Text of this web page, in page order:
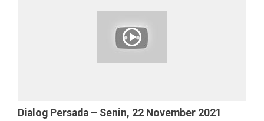
Dialog Persada – Senin, 22 November 2021